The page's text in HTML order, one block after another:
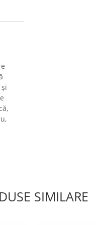
SIMILARE